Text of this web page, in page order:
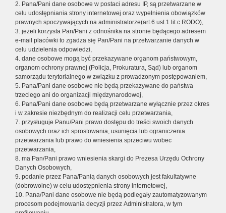
2. Pana/Pani dane osobowe w postaci adresu IP, są przetwarzane w
celu udostępniania strony internetowej oraz wypełnienia obowiązków
prawnych spoczywających na administratorze(art.6 ust.1 lit.c RODO),
3. jeżeli korzysta Pan/Pani z odnośnika na stronie będącego adresem
e-mail placówki to zgadza się Pan/Pani na przetwarzanie danych w
celu udzielenia odpowiedzi,
4. dane osobowe mogą być przekazywane organom państwowym,
organom ochrony prawnej (Policja, Prokuratura, Sąd) lub organom
samorządu terytorialnego w związku z prowadzonym postępowaniem,
5. Pana/Pani dane osobowe nie będą przekazywane do państwa
trzeciego ani do organizacji międzynarodowej,
6. Pana/Pani dane osobowe będą przetwarzane wyłącznie przez okres
i w zakresie niezbędnym do realizacji celu przetwarzania,
7. przysługuje Panu/Pani prawo dostępu do treści swoich danych
osobowych oraz ich sprostowania, usunięcia lub ograniczenia
przetwarzania lub prawo do wniesienia sprzeciwu wobec
przetwarzania,
8. ma Pan/Pani prawo wniesienia skargi do Prezesa Urzędu Ochrony
Danych Osobowych,
9. podanie przez Pana/Panią danych osobowych jest fakultatywne
(dobrowolne) w celu udostępnienia strony internetowej,
10. Pana/Pani dane osobowe nie będą podlegały zautomatyzowanym
procesom podejmowania decyzji przez Administratora, w tym